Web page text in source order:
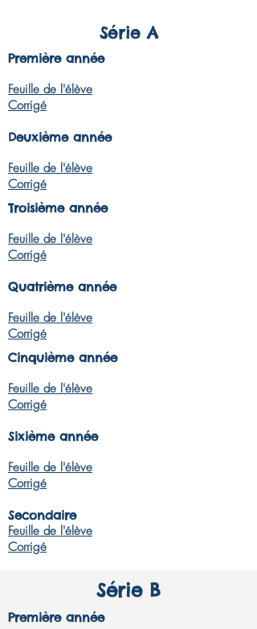
Série A
Première année
Feuille de l'élève
Corrigé
Deuxième année
Feuille de l'élève
Corrigé
Troisième année
Feuille de l'élève
Corrigé
Quatrième année
Feuille de l'élève
Corrigé
Cinquième année
Feuille de l'élève
Corrigé
Sixième année
Feuille de l'élève
Corrigé
Secondaire
Feuille de l'élève
Corrigé
Série B
Première année